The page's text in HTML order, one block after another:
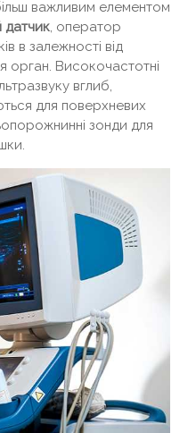
важливим елементом
датчик, оператор
в залежності від
орган. Високочастотні
вглиб,
для поверхневих
зонди для